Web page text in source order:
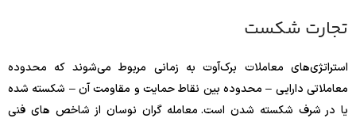
تجارت شکست
استراتژی‌های معاملات برک‌آوت به زمانی مربوط می‌شوند که محدوده
معاملاتی دارایی – محدوده بین نقاط حمایت و مقاومت آن – شکسته شده
یا در شرف شکسته شدن است. معامله گران نوسان از شاخص های فنی